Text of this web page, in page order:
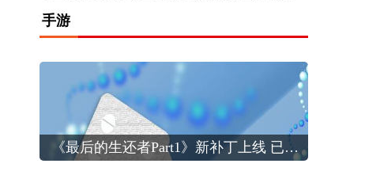
手游
《最后的生还者Part1》新补丁上线 已通过Steam Deck验证